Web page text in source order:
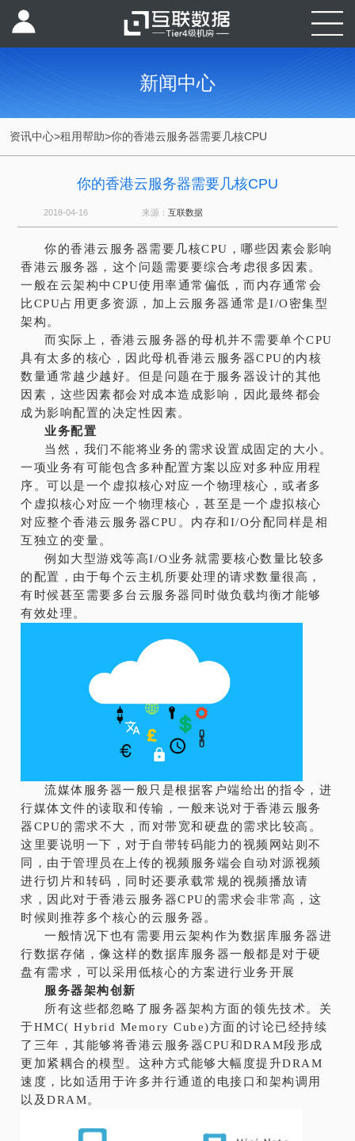
新闻中心
资讯中心>租用帮助>你的香港云服务器需要几核CPU
你的香港云服务器需要几核CPU
2018-04-16 来源： 互联数据
你的香港云服务器需要几核CPU，哪些因素会影响
香港云服务器 ，这个问题需要要综合考虑很多因素。
一般在云架构中CPU使用率通常偏低，而内存通常会
比CPU占用更多资源，加上云服务器通常是I/O密集型
架构。
而实际上，香港云服务器的母机并不需要单个CPU
具有太多的核心，因此母机香港云服务器CPU的内核
数量通常越少越好。但是问题在于服务器设计的其他
因素，这些因素都会对成本造成影响，因此最终都会
成为影响配置的决定性因素。
业务配置
当然，我们不能将业务的需求设置成固定的大小。
一项业务有可能包含多种配置方案以应对多种应用程
序。可以是一个虚拟核心对应一个物理核心，或者多
个虚拟核心对应一个物理核心，甚至是一个虚拟核心
对应整个香港云服务器CPU。内存和I/O分配同样是相
互独立的变量。
例如大型游戏等高I/O业务就需要核心数量比较多
的配置，由于每个云主机所要处理的请求数量很高，
有时候甚至需要多台云服务器同时做负载均衡才能够
有效处理。
流媒体服务器一般只是根据客户端给出的指令，进
行媒体文件的读取和传输，一般来说对于香港云服务
器CPU的需求不大，而对带宽和硬盘的需求比较高。
这里要说明一下，对于自带转码能力的视频网站则不
同，由于管理员在上传的视频服务端会自动对源视频
进行切片和转码，同时还要承载常规的视频播放请
求，因此对于香港云服务器CPU的需求会非常高，这
时候则推荐多个核心的云服务器。
一般情况下也有需要用云架构作为数据库服务器进
行数据存储，像这样的数据库服务器一般都是对于硬
盘有需求，可以采用低核心的方案进行业务开展
服务器架构创新
所有这些都忽略了服务器架构方面的领先技术。关
于HMC( Hybrid Memory Cube)方面的讨论已经持续
了三年，其能够将香港云服务器CPU和DRAM段形成
更加紧耦合的模型。这种方式能够大幅度提升DRAM
速度，比如适用于许多并行通道的电接口和架构调用
以及DRAM。